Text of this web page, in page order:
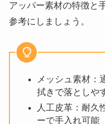
アッパー素材の特徴と
参考にしましょう。
メッシュ素材：
拭きで落としや
人工皮革：耐久
ーで手入れ可能